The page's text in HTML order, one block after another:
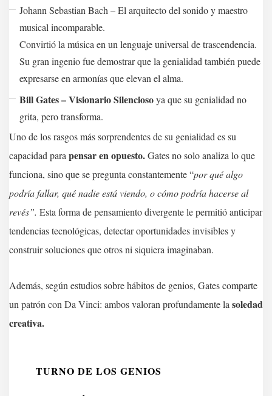
Johann Sebastian Bach – El arquitecto del sonido y maestro
musical incomparable.
Convirtió la música en un lenguaje universal de trascendencia.
Su gran ingenio fue demostrar que la genialidad también puede
expresarse en armonías que elevan el alma.
Bill Gates–Visionario Silenciosoya que su genialidad no
grita, pero transforma.
Uno de los rasgos más sorprendentes de su genialidad es su
capacidad para pensar en opuesto.Gates no solo analiza lo que
funciona, sino que se pregunta constantemente “por qué algo
podría fallar, qué nadie está viendo, ocómo podría hacerse al
revés”. Esta forma de pensamiento divergente le permitió anticipar
tendencias tecnológicas, detectar oportunidades invisibles y
construir soluciones que otros ni siquiera imaginaban.
Además, según estudios sobre hábitos de genios, Gates comparte
un patrón con Da Vinci: ambos valoran profundamente la soledad
creativa.
TURNO DE LOS GENIOS